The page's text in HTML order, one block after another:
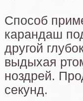
Способ
карандаш
другой
выдыхая
ноздрей.
секунд.